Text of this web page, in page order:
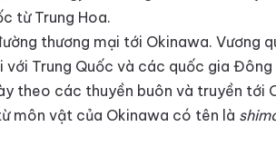
từ Trung Hoa.
thương mại tới Okinawa. Vương
với Trung Quốc và các quốc gia
theo các thuyền buôn và truyền tới
môn vật của Okinawa có tên là